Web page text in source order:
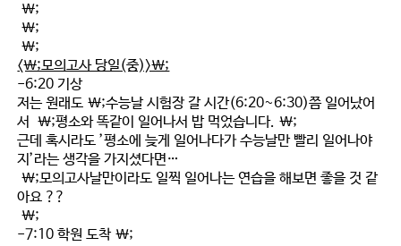
\;
\;
\;
<\;모의고사 당일(중)>\;
-6:20 기상
저는 원래도 \;수능날 시험장 갈 시간(6:20~6:30)쯤 일어났어
서 \;평소와 똑같이 일어나서 밥 먹었습니다. \;
근데 혹시라도 ’평소에 늦게 일어나다가 수능날만 빨리 일어나야
지’라는 생각을 가지셨다면…
\;모의고사날만이라도 일찍 일어나는 연습을 해보면 좋을 것 같
아요 ??
\;
-7:10 학원 도착 \;